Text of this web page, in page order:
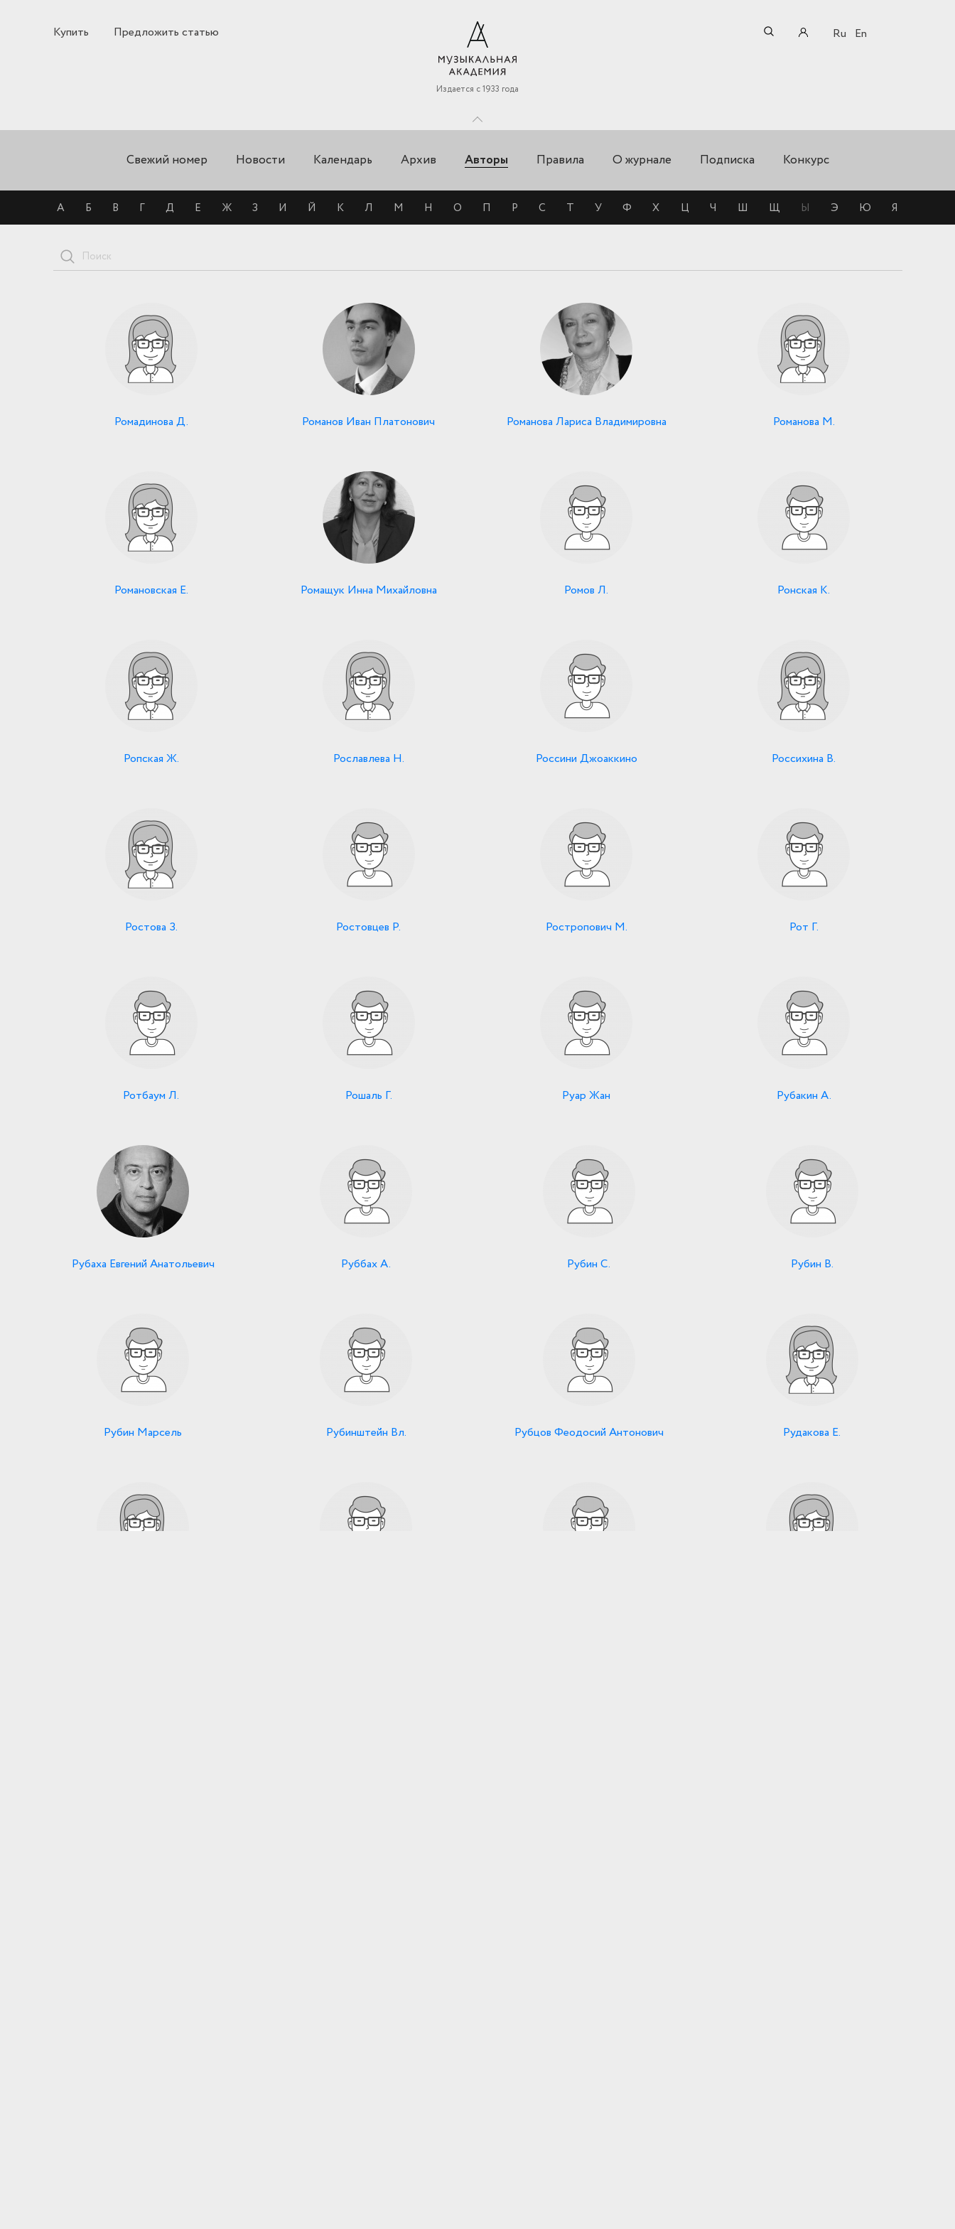
Купить Предложить статью
Издается с 1933 года
Ru En
Свежий номер Новости Календарь Архив Авторы Правила О журнале Подписка Конкурс
А Б В Г Д Е Ж З И Й К Л М Н О П Р С Т У Ф Х Ц Ч Ш Щ Ы Э Ю Я
Ромадинова Д. Романов Иван Платонович Романова Лариса Владимировна Романова М.
Романовская Е. Ромащук Инна Михайловна Ромов Л. Ронская К.
Ропская Ж. Рославлева Н. Россини Джоаккино Россихина В.
Ростова З. Ростовцев Р. Ростропович М. Рот Г.
Ротбаум Л. Рошаль Г. Руар Жан Рубакин А.
Рубаха Евгений Анатольевич Руббах А. Рубин С. Рубин В.
Рубин Марсель Рубинштейн Вл. Рубцов Феодосий Антонович Рудакова Е.